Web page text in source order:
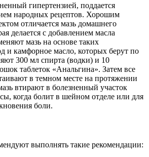
гипертензией, поддается
народных рецептов. Хорошим
отличается мазь домашнего
делается с добавлением масла
мазь на основе таких
и камфорное масло, которых берут по
300 мл спирта (водки) и 10
таблеток «Анальгина». Затем все
в темном месте на протяжении
втирают в болезненный участок
когда болит в шейном отделе или для
боли.
выполнять такие рекомендации: